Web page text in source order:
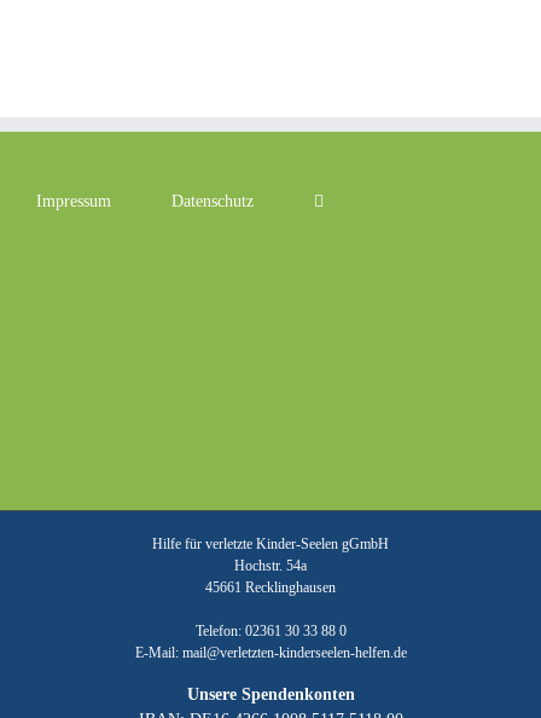
Impressum Datenschutz
Hilfe für verletzte Kinder-Seelen gGmbH
Hochstr. 54a
45661 Recklinghausen
Telefon: 02361 30 33 88 0
E-Mail: mail@verletzten-kinderseelen-helfen.de
Unsere Spendenkonten